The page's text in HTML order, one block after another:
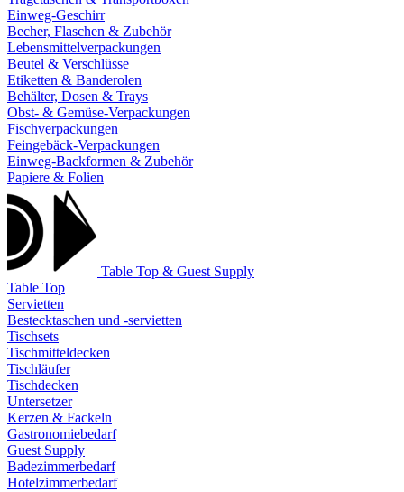
Einweg-Geschirr
Becher, Flaschen & Zubehör
Lebensmittelverpackungen
Beutel & Verschlüsse
Etiketten & Banderolen
Behälter, Dosen & Trays
Obst- & Gemüse-Verpackungen
Fischverpackungen
Feingebäck-Verpackungen
Einweg-Backformen & Zubehör
Papiere & Folien
Table Top & Guest Supply
Table Top
Servietten
Bestecktaschen und -servietten
Tischsets
Tischmitteldecken
Tischläufer
Tischdecken
Untersetzer
Kerzen & Fackeln
Gastronomiebedarf
Guest Supply
Badezimmerbedarf
Hotelzimmerbedarf